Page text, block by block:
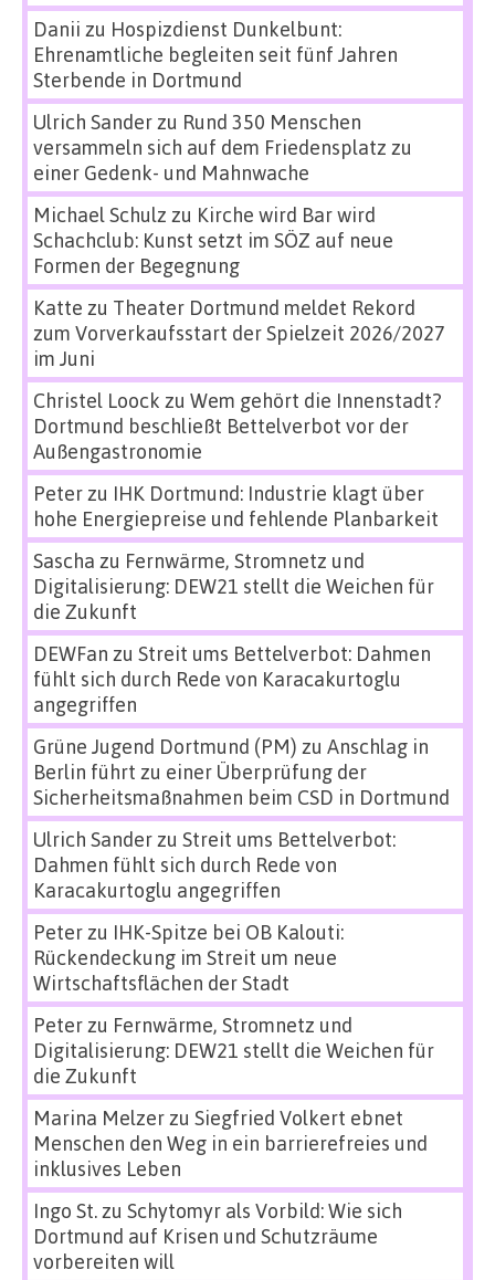
Danii zu Hospizdienst Dunkelbunt:
Ehrenamtliche begleiten seit fünf Jahren
Sterbende in Dortmund
Ulrich Sanderzu Rund 350 Menschen
versammeln sich auf dem Friedensplatz zu
einer Gedenk- und Mahnwache
Michael Schulz zu Kirche wird Bar wird
Schachclub: Kunst setzt im SÖZ auf neue
Formen der Begegnung
Katte zu Theater Dortmund meldet Rekord
zum Vorverkaufsstart der Spielzeit 2026/2027
im Juni
Christel Loock zu Wem gehört die Innenstadt?
Dortmund beschließt Bettelverbot vor der
Außengastronomie
Peterzu IHK Dortmund: Industrie klagt über
hohe Energiepreise und fehlende Planbarkeit
Sascha zu Fernwärme, Stromnetz und
Digitalisierung: DEW21 stellt die Weichen für
die Zukunft
DEWFan zu Streit ums Bettelverbot: Dahmen
fühlt sich durch Rede von Karacakurtoglu
angegriffen
Grüne Jugend Dortmund (PM) zu Anschlag in
Berlin führt zu einer Überprüfung der
Sicherheitsmaßnahmen beim CSD in Dortmund
Ulrich Sanderzu Streit ums Bettelverbot:
Dahmen fühlt sich durch Rede von
Karacakurtoglu angegriffen
Peterzu IHK-Spitze bei OB Kalouti:
Rückendeckung im Streit um neue
Wirtschaftsflächen der Stadt
Peterzu Fernwärme, Stromnetz und
Digitalisierung: DEW21 stellt die Weichen für
die Zukunft
Marina Melzerzu Siegfried Volkert ebnet
Menschen den Weg in ein barrierefreies und
inklusives Leben
Ingo St.zu Schytomyr als Vorbild: Wie sich
Dortmund auf Krisen und Schutzräume
vorbereiten will